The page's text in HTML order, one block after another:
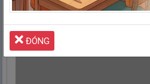
mà tôi không thể tham dự
Quảng cáo giúp
Xin lỗi vì đã làm phiền mọi người!
ĐÓNG